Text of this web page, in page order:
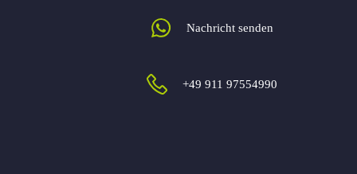
Nachricht senden
+49 911 97554990